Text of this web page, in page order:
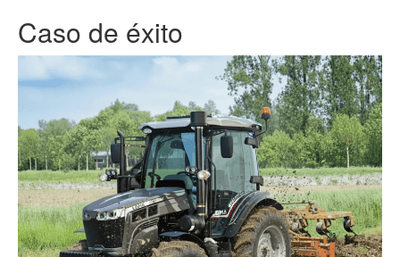
Caso de éxito